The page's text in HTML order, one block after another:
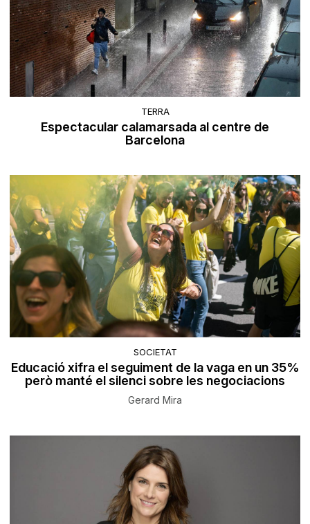
TERRA
Espectacular calamarsada al centre de
Barcelona
SOCIETAT
Educació xifra el seguiment de la vaga en un 35%
però manté el silenci sobre les negociacions
Gerard Mira